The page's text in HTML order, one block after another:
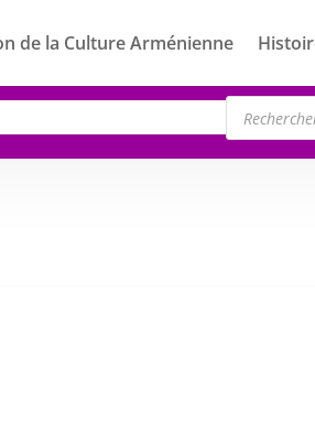
de la Culture Arménienne
de
produits